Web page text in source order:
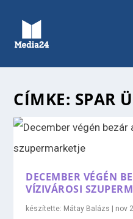
CÍMKE: SPAR
DECEMBER VÉGÉN
VÍZIVÁROSI
készítette: Mátay Balázs nov